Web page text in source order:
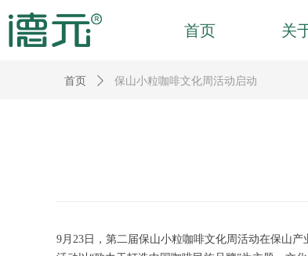
首页 关
首页 ꄲ 保山小粒咖啡文化周活动启动
9月23日，第二届保山小粒咖啡文化周活动在保山产